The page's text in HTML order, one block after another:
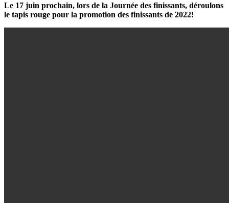
Le 17 juin prochain, lors de la Journée des finissants, déroulons
le tapis rouge pour la promotion des finissants de 2022!